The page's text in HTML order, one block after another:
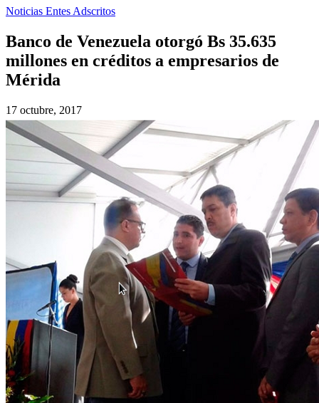
Noticias Entes Adscritos
Banco de Venezuela otorgó Bs 35.635
millones en créditos a empresarios de
Mérida
17 octubre, 2017